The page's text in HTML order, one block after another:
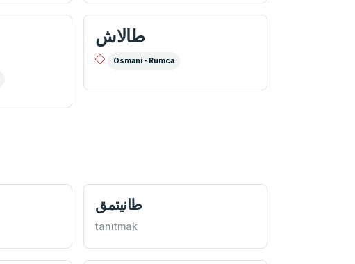
طالاش
Osmani - Rumca
طانيتمق
tanıtmak